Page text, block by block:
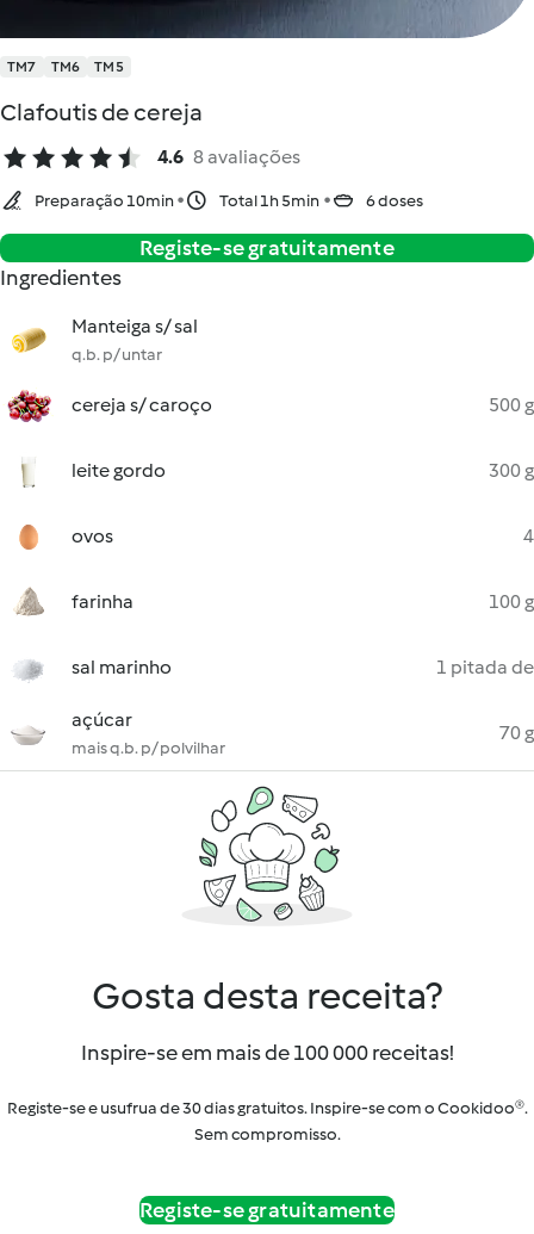
TM7 TM6 TM5
Clafoutis de cereja
4.6 8 avaliações
Preparação 10min Total 1h 5min 6 doses
Registe-se gratuitamente
Ingredientes
Manteiga s/ sal
q.b. p/ untar
cereja s/ caroço 500 g
leite gordo 300 g
ovos 4
farinha 100 g
sal marinho 1 pitada de
açúcar
mais q.b. p/ polvilhar
70 g
Gosta desta receita?
Inspire-se em mais de 100 000 receitas!
Registe-se e usufrua de 30 dias gratuitos. Inspire-se com o Cookidoo®.
Sem compromisso.
Registe-se gratuitamente